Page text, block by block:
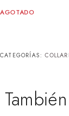
AGOTADO
CATEGORÍAS: